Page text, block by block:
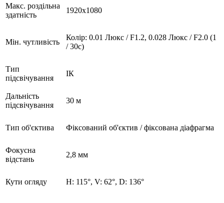
Макс. роздільна
здатність
1920x1080
Мін. чутливість
Колір: 0.01 Люкс / F1.2, 0.028 Люкс / F2.0 (1
/ 30c)
Тип
підсвічування
ІК
Дальність
підсвічування
30 м
Тип об'єктива Фіксований об'єктив / фіксована діафрагма
Фокусна
відстань
2,8 мм
Кути огляду H: 115°, V: 62°, D: 136°